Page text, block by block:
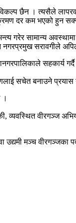
छैन । त्यसैले
दर कम भएको हुन
गरेर सामान्य
नगरप्रमुख सरावगीले
सहकार्य
सचेत बनाउने प्रयास
।
व्यवस्थित वीरगञ्ज
मञ्च वीरगञ्जका